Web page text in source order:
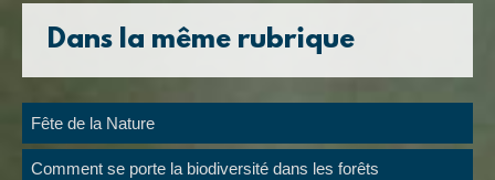
Dans la même rubrique
Fête de la Nature
Comment se porte la biodiversité dans les forêts